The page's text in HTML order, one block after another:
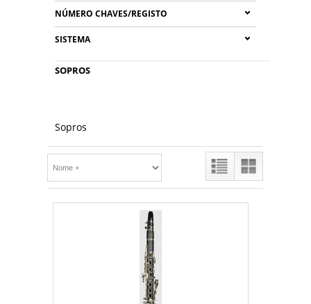
NÚMERO CHAVES/REGISTO
SISTEMA
SOPROS
Sopros